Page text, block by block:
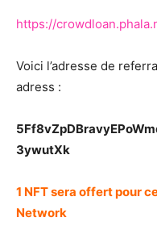
https://
Voici l’adresse de
adress :
3ywutXk
1 NFT sera offert pour
Network